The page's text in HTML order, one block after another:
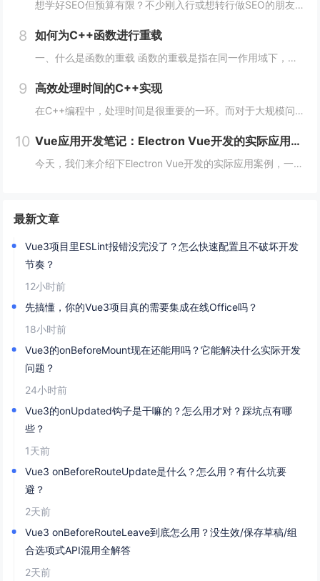
想学好SEO但预算有限？不少刚入行或想转行做SEO的朋友，都在找免费又靠谱的学习渠道，毕竟SEO知识更新快，花钱买课怕踩坑，不如先从免费资源入手，把基础打牢、摸清行业逻辑再进阶，今天就拆透几个「免费学SEO不踩雷」的平台，不管你是纯新手、有...
8 如何为C++函数进行重载
一、什么是函数的重载 函数的重载是指在同一作用域下，可以定义多个同名函数，但是这些同名函数的参数列表必须不同。参数的不同可以是数量上的不同、类型上的不同、顺序上的不同等，只要这些函数的参数列表不完全一致即可。 二、如何实现函数的重载 1...
9 高效处理时间的C++实现
在C++编程中，处理时间是很重要的一环。而对于大规模问题，如数据处理、机器学习、计算机视觉等领域，时间的效率更是至关重要。本文将从多个方面阐述如何在C++编程中高效处理时间。 一、使用STL算法 STL（标准模板库）是C++的一个重要部分...
10 Vue应用开发笔记：Electron Vue开发的实际应用案例
今天，我们来介绍下Electron Vue开发的实际应用案例，一起往下学习吧！开头：Electron Vue开发的实际应用案例随着移动互联网的不断普及，桌面应用程序的需求也越来越多。而Electron Vue作为一种基于JavaScript...
最新文章
Vue3项目里ESLint报错没完没了？怎么快速配置且不破坏开发
节奏？
12小时前
先搞懂，你的Vue3项目真的需要集成在线Office吗？
18小时前
Vue3的onBeforeMount现在还能用吗？它能解决什么实际开发
问题？
24小时前
Vue3的onUpdated钩子是干嘛的？怎么用才对？踩坑点有哪
些？
1天前
Vue3 onBeforeRouteUpdate是什么？怎么用？有什么坑要
避？
2天前
Vue3 onBeforeRouteLeave到底怎么用？没生效/保存草稿/组
合选项式API混用全解答
2天前